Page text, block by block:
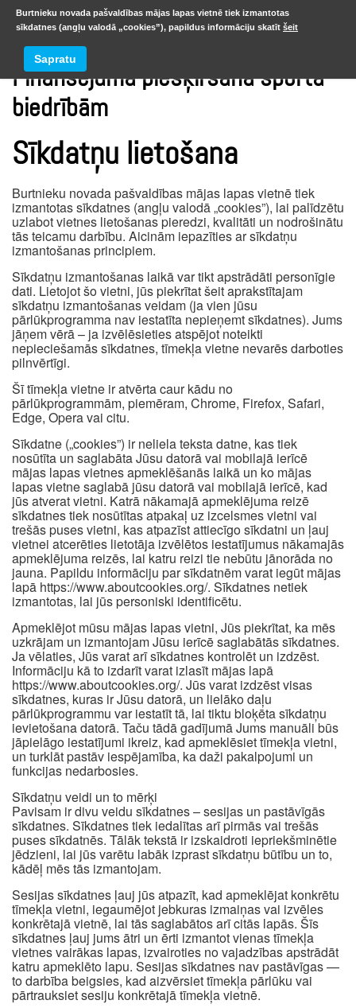
Finansējuma piešķiršana sporta
biedrībām
Sīkdatņu lietošana
Burtnieku novada pašvaldības mājas lapas vietnē tiek
izmantotas sīkdatnes (angļu valodā „cookies”), lai palīdzētu
uzlabot vietnes lietošanas pieredzi, kvalitāti un nodrošinātu
tās teicamu darbību. Aicinām iepazīties ar sīkdatņu
izmantošanas principiem.
Sīkdatņu izmantošanas laikā var tikt apstrādāti personīgie
dati. Lietojot šo vietni, jūs piekrītat šeit aprakstītajam
sīkdatņu izmantošanas veidam (ja vien jūsu
pārlūkprogramma nav iestatīta nepieņemt sīkdatnes). Jums
jāņem vērā – ja izvēlēsieties atspējot noteikti
nepieciešamās sīkdatnes, tīmekļa vietne nevarēs darboties
pilnvērtīgi.
Šī tīmekļa vietne ir atvērta caur kādu no
pārlūkprogrammām, piemēram, Chrome, Firefox, Safari,
Edge, Opera vai citu.
Sīkdatne („cookies”) ir neliela teksta datne, kas tiek
nosūtīta un saglabāta Jūsu datorā vai mobilajā ierīcē
mājas lapas vietnes apmeklēšanās laikā un ko mājas
lapas vietne saglabā jūsu datorā vai mobilajā ierīcē, kad
jūs atverat vietni. Katrā nākamajā apmeklējuma reizē
sīkdatnes tiek nosūtītas atpakaļ uz izcelsmes vietni vai
trešās puses vietni, kas atpazīst attiecīgo sīkdatni un ļauj
vietnei atcerēties lietotāja izvēlētos iestatījumus nākamajās
apmeklējuma reizēs, lai katru reizi tie nebūtu jānorāda no
jauna. Papildu informāciju par sīkdatnēm varat iegūt mājas
lapā https://www.aboutcookies.org/. Sīkdatnes netiek
izmantotas, lai jūs personiski identificētu.
Apmeklējot mūsu mājas lapas vietni, Jūs piekrītat, ka mēs
uzkrājam un izmantojam Jūsu ierīcē saglabātās sīkdatnes.
Ja vēlaties, Jūs varat arī sīkdatnes kontrolēt un izdzēst.
Informāciju kā to izdarīt varat izlasīt mājas lapā
https://www.aboutcookies.org/. Jūs varat izdzēst visas
sīkdatnes, kuras ir Jūsu datorā, un lielāko daļu
pārlūkprogrammu var iestatīt tā, lai tiktu bloķēta sīkdatņu
ievietošana datorā. Taču tādā gadījumā Jums manuāli būs
jāpielāgo iestatījumi ikreiz, kad apmeklēsiet tīmekļa vietni,
un turklāt pastāv iespējamība, ka daži pakalpojumi un
funkcijas nedarbosies.
Sīkdatņu veidi un to mērķi
Pavisam ir divu veidu sīkdatnes – sesijas un pastāvīgās
sīkdatnes. Sīkdatnes tiek iedalītas arī pirmās vai trešās
puses sīkdatnēs. Tālāk tekstā ir izskaidroti iepriekšminētie
jēdzieni, lai jūs varētu labāk izprast sīkdatņu būtību un to,
kādēļ mēs tās izmantojam.
Sesijas sīkdatnes ļauj jūs atpazīt, kad apmeklējat konkrētu
tīmekļa vietni, iegaumējot jebkuras izmaiņas vai izvēles
konkrētajā vietnē, lai tās saglabātos arī citās lapās. Šīs
sīkdatnes ļauj jums ātri un ērti izmantot vienas tīmekļa
vietnes vairākas lapas, izvairoties no vajadzības apstrādāt
katru apmeklēto lapu. Sesijas sīkdatnes nav pastāvīgas —
to darbība beigsies, kad aizvērsiet tīmekļa pārlūku vai
pārtrauksiet sesiju konkrētajā tīmekļa vietnē.
Burtnieku novada pašvaldības mājas lapas vietnē tiek izmantotas
sīkdatnes (angļu valodā „cookies”), papildus informāciju skatīt šeit
Sapratu